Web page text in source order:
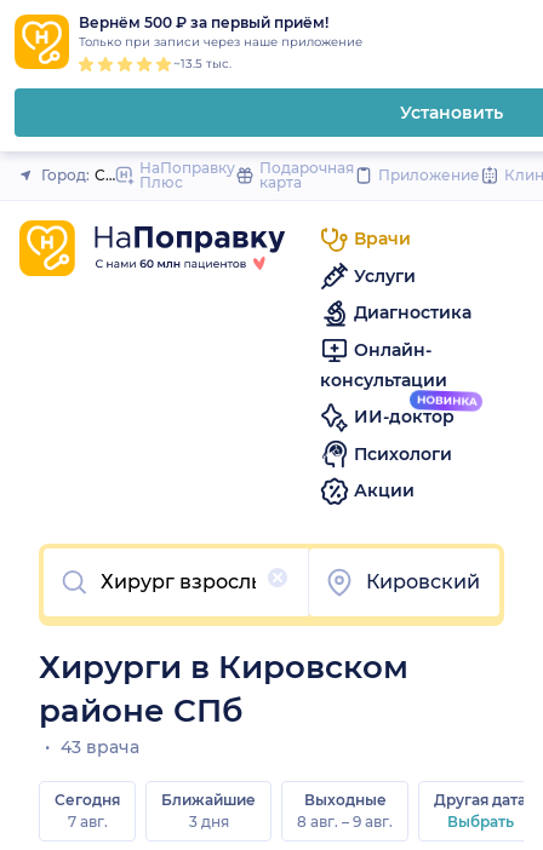
Вернём 500 ₽ за первый приём!
Только при записи через наше приложение
~13.5 тыс.
Установить
Закрыть
Город: Санкт-Петербург
НаПоправку
Плюс
Подарочная
карта
Приложение
Врачи
Услуги
Диагностика
Онлайн-
консультации
ИИ-доктор
Психологи
Акции
Очистить
Кировский
Хирурги в Кировском
районе СПб
43 врача
Сегодня
7 авг.
Ближайшие
3 дня
Выходные
8 авг. – 9 авг.
Другая дата
Выбрать